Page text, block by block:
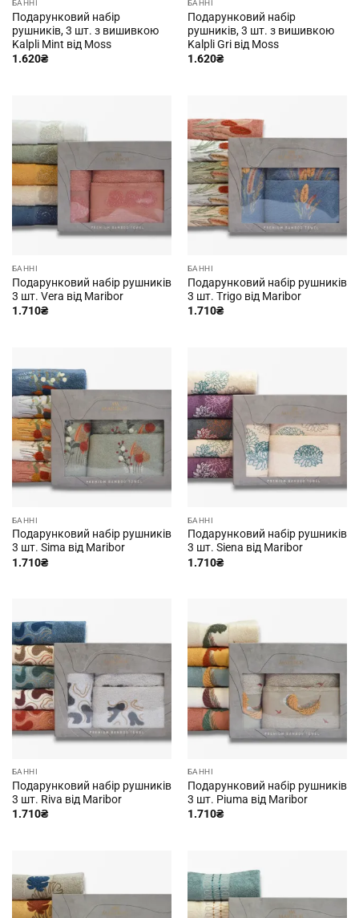
БАННІ
Подарунковий набір
рушників, 3 шт. з вишивкою
Kalpli Mint від Moss
1.620₴
БАННІ
Подарунковий набір
рушників, 3 шт. з вишивкою
Kalpli Gri від Moss
1.620₴
БАННІ
Подарунковий набір рушників
3 шт. Vera від Maribor
1.710₴
БАННІ
Подарунковий набір рушників
3 шт. Trigo від Maribor
1.710₴
БАННІ
Подарунковий набір рушників
3 шт. Sima від Maribor
1.710₴
БАННІ
Подарунковий набір рушників
3 шт. Siena від Maribor
1.710₴
БАННІ
Подарунковий набір рушників
3 шт. Riva від Maribor
1.710₴
БАННІ
Подарунковий набір рушників
3 шт. Piuma від Maribor
1.710₴